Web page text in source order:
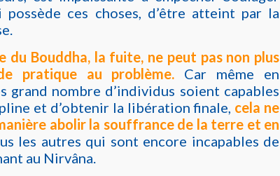
possède ces choses, d’être atteint par la
du Bouddha, la fuite, ne peut pas non plus
pratique au problème. Car même en
grand nombre d’individus soient capables
et d’obtenir la libération finale, cela ne
abolir la souffrance de la terre et en
les autres qui sont encore incapables de
au Nirvâna.